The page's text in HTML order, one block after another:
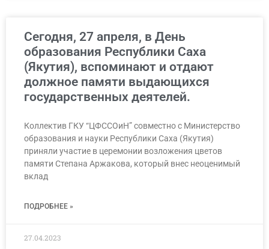
Сегодня, 27 апреля, в День
образования Республики Саха
(Якутия), вспоминают и отдают
должное памяти выдающихся
государственных деятелей.
Коллектив ГКУ “ЦФССОиН” совместно с Министерство
образования и науки Республики Саха (Якутия)
приняли участие в церемонии возложения цветов
памяти Степана Аржакова, который внес неоценимый
вклад
ПОДРОБНЕЕ »
27.04.2023